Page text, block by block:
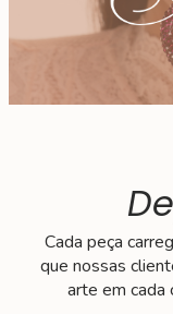
Cada peça
que nossas
arte em cada